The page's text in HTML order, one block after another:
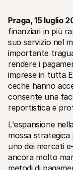
Risorse tecniche
Portale
Scopri le risorse
Librerie
Integra Mollie
Comunità di
Entra nella
Informazioni su
Prezzi
Scopri i nostri
Chi siamo
Scopri di più
Praga, 15 luglio
finanziari in più
suo servizio nel
importante
rendere i
imprese in tutta
ceche hanno
consente una
reportistica e
L'espansione
mossa
uno dei mercati
ancora molto
metodi di